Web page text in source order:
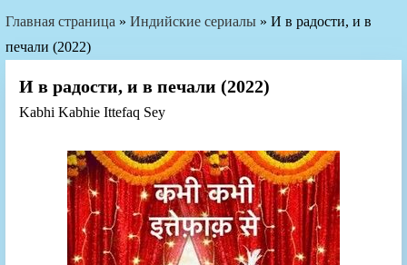
Главная страница » Индийские сериалы » И в радости, и в
печали (2022)
И в радости, и в печали (2022)
Kabhi Kabhie Ittefaq Sey